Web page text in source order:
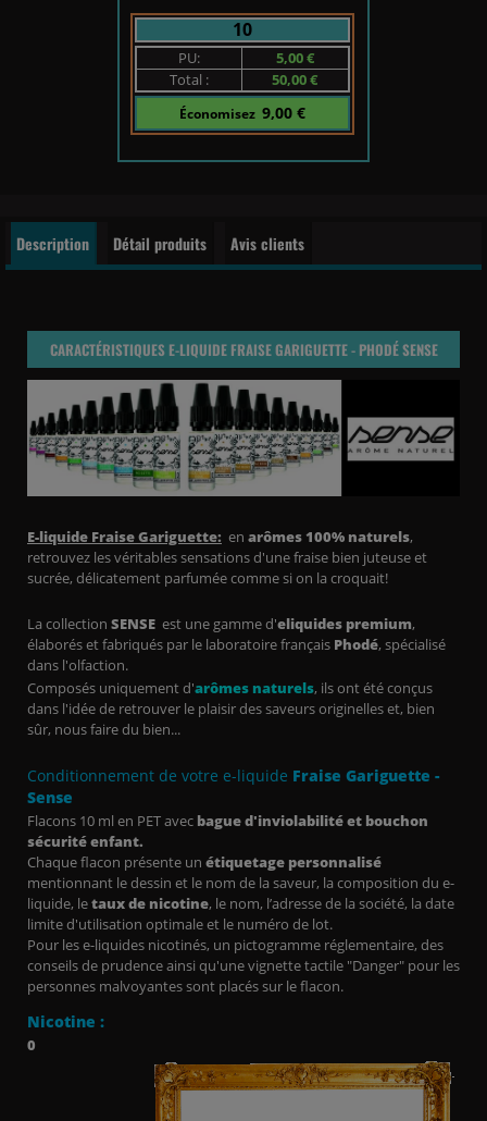
10
PU:
5,00 €
Total :
50,00 €
Économisez 9,00 €
Description Détail produits Avis clients
CARACTÉRISTIQUES E-LIQUIDE FRAISE GARIGUETTE - PHODÉ SENSE
E-liquide Fraise Gariguette: en arômes 100% naturels,
retrouvez les véritables sensations d'une fraise bien juteuse et
sucrée, délicatement parfumée comme si on la croquait!
La collection SENSE est une gamme d'eliquides premium,
élaborés et fabriqués par le laboratoire français Phodé, spécialisé
dans l'olfaction.
Composés uniquement d'arômes naturels, ils ont été conçus
dans l'idée de retrouver le plaisir des saveurs originelles et, bien
sûr, nous faire du bien...
Conditionnement de votre e-liquide Fraise Gariguette -
Sense
Flacons 10 ml en PET avec bague d'inviolabilité et bouchon
sécurité enfant.
Chaque flacon présente un étiquetage personnalisé
mentionnant le dessin et le nom de la saveur, la composition du e-
liquide, letaux de nicotine, le nom, l’adresse de la société, la date
limite d'utilisation optimale et le numéro de lot.
Pour les e-liquides nicotinés, un pictogramme réglementaire, des
conseils de prudence ainsi qu'une vignette tactile "Danger" pour les
personnes malvoyantes sont placés sur le flacon.
Nicotine :
0